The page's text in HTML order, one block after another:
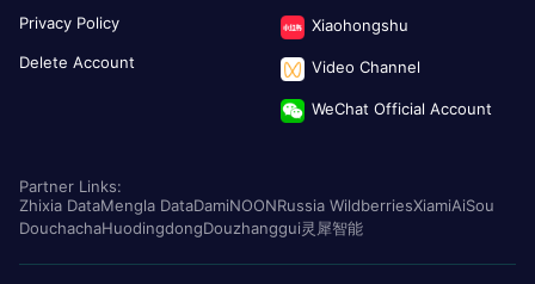
Privacy Policy
Delete Account
Xiaohongshu
Video Channel
WeChat Official Account
Partner Links:
Zhixia DataMengla DataDamiNOONRussia WildberriesXiamiAiSou
DouchachaHuodingdongDouzhanggui灵犀智能